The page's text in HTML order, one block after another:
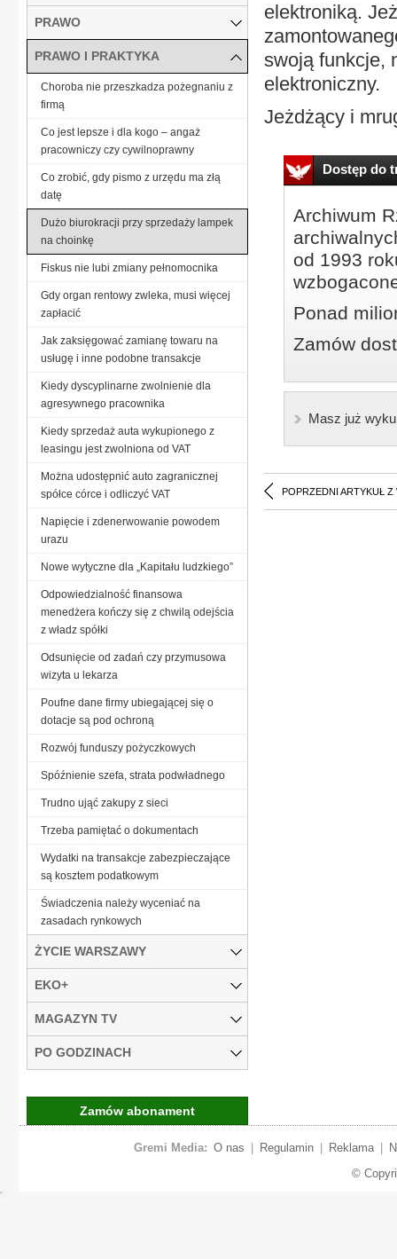
elektroniką.
swoją funkcje,
elektroniczny.
Jeżdżący i
Dostęp do
Archiwum
od 1993
Ponad
Zamów
Masz już
POPRZEDNI ARTYKUŁ Z
PRAWO
PRAWO I PRAKTYKA
Choroba nie przeszkadza pożegnaniu z
firmą
Co jest lepsze i dla kogo – angaż
pracowniczy czy cywilnoprawny
Co zrobić, gdy pismo z urzędu ma złą
datę
Dużo biurokracji przy sprzedaży lampek
na choinkę
Fiskus nie lubi zmiany pełnomocnika
Gdy organ rentowy zwleka, musi więcej
zapłacić
Jak zaksięgować zamianę towaru na
usługę i inne podobne transakcje
Kiedy dyscyplinarne zwolnienie dla
agresywnego pracownika
Kiedy sprzedaż auta wykupionego z
leasingu jest zwolniona od VAT
Można udostępnić auto zagranicznej
spółce córce i odliczyć VAT
Napięcie i zdenerwowanie powodem
urazu
Nowe wytyczne dla „Kapitału ludzkiego”
Odpowiedzialność finansowa
menedżera kończy się z chwilą odejścia
z władz spółki
Odsunięcie od zadań czy przymusowa
wizyta u lekarza
Poufne dane firmy ubiegającej się o
dotacje są pod ochroną
Rozwój funduszy pożyczkowych
Spóźnienie szefa, strata podwładnego
Trudno ująć zakupy z sieci
Trzeba pamiętać o dokumentach
Wydatki na transakcje zabezpieczające
są kosztem podatkowym
Świadczenia należy wyceniać na
zasadach rynkowych
ŻYCIE WARSZAWY
EKO+
MAGAZYN TV
PO GODZINACH
Zamów abonament
Gremi Media: O nas Regulamin Reklama
©